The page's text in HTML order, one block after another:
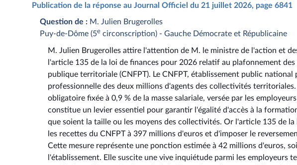
Publication de la réponse au Journal Officiel du 21 juillet 2026, page 6841
Question de : M. Julien Brugerolles
Puy-de-Dôme (5e circonscription) - Gauche Démocrate et Républicaine
M. Julien Brugerolles attire l'attention de M. le ministre de l'action et
l'article 135 de la loi de finances pour 2026 relatif au plafonnement
publique territoriale (CNFPT). Le CNFPT, établissement public
professionnelle des deux millions d'agents des collectivités
obligatoire fixée à 0,9 % de la masse salariale, versée par les
constitue un levier essentiel pour garantir l'égalité d'accès à la
que soient la taille ou les moyens des collectivités. Or l'article 135 de
les recettes du CNFPT à 397 millions d'euros et d'imposer le
Cette mesure représente une ponction estimée à 42 millions d'euros,
l'établissement. Elle suscite une vive inquiétude parmi les employeurs